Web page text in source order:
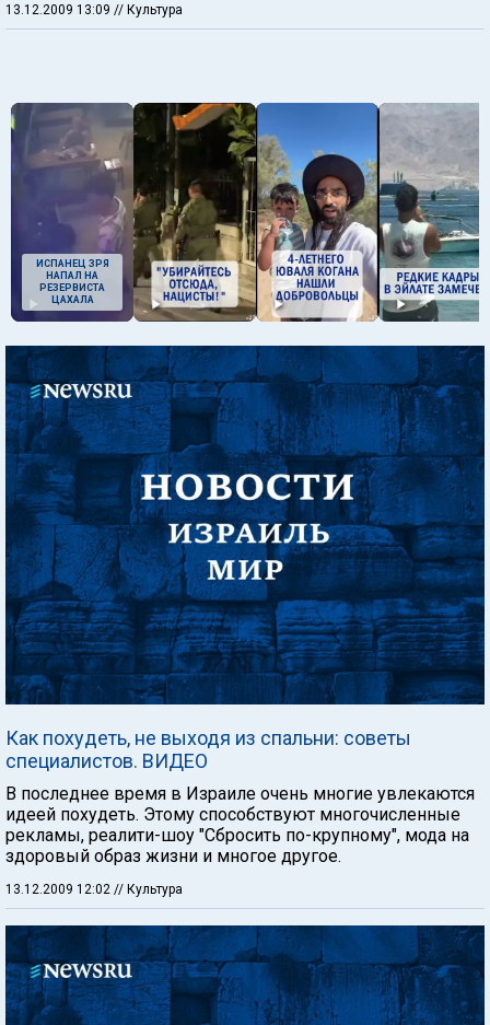
13.12.2009 13:09 // Культура
ИСПАНЕЦ ЗРЯ
НАПАЛ НА
РЕЗЕРВИСТА
ЦАХАЛА
Как похудеть, не выходя из спальни: советы
специалистов. ВИДЕО
В последнее время в Израиле очень многие увлекаются
идеей похудеть. Этому способствуют многочисленные
рекламы, реалити-шоу "Сбросить по-крупному", мода на
здоровый образ жизни и многое другое.
13.12.2009 12:02 // Культура